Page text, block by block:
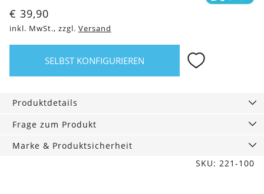
€ 39,90
inkl. MwSt., zzgl. Versand
SELBST KONFIGURIEREN
Produktdetails
Frage zum Produkt
Marke & Produktsicherheit
SKU: 221-100